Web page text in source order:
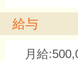
給与
月給